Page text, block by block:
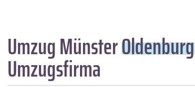
Umzug MünsterOldenburg
Umzugsfirma